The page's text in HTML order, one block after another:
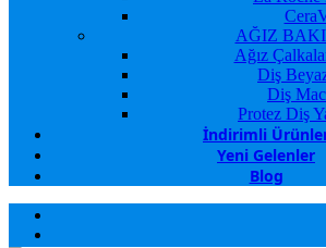
AĞIZ
Ağız
Diş
Diş
Protez Diş
İndirimli
Yeni Gelenler
Blog